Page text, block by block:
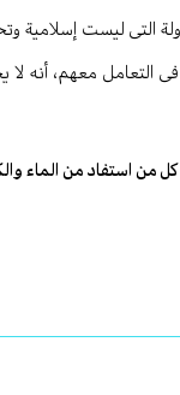
التی لیست إسلامیة
معهم، أنه لا
من استفاد من الماء